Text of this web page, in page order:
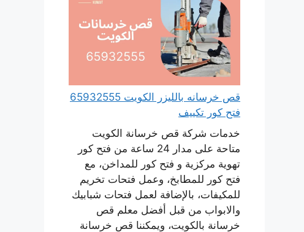
قص خرسانه بالليزر الكويت 65932555
فتح كور تكييف
خدمات شركة قص خرسانة الكويت
متاحة على مدار 24 ساعة من فتح كور
تهوية مركزية و فتح كور للمداخن، مع
فتح كور للمطابخ، وعمل فتحات تخريم
للمكيفات، بالإضافة لعمل فتحات شبابيك
والابواب من قبل أفضل معلم قص
خرسانة بالكويت، ويمكننا قص خرسانة